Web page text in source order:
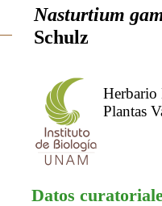
Nasturtium
Schulz
Plantas
Datos